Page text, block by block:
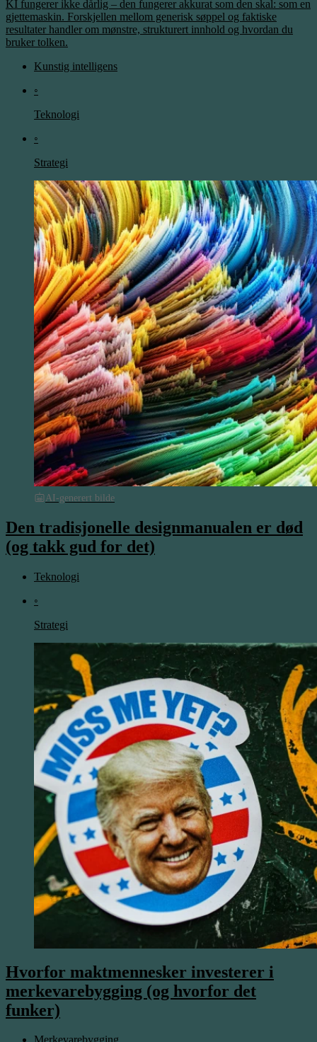
KI fungerer ikke dårlig – den fungerer akkurat som den skal: som en
gjettemaskin. Forskjellen mellom generisk søppel og faktiske
resultater handler om mønstre, strukturert innhold og hvordan du
bruker tolken.
Kunstig intelligens
◦
Teknologi
◦
Strategi
AI-generert bilde
Den tradisjonelle designmanualen er død
(og takk gud for det)
Teknologi
◦
Strategi
Hvorfor maktmennesker investerer i
merkevarebygging (og hvorfor det
funker)